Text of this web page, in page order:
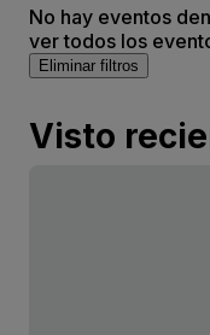
No hay eventos
ver todos los
Eliminar filtros
Visto